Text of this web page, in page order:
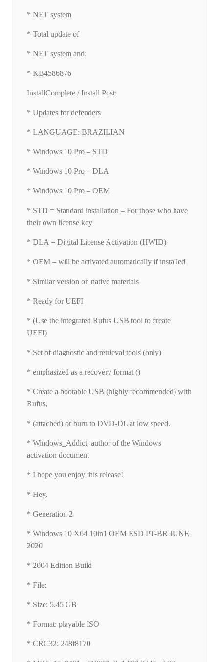
* NET system
* Total update of
* NET system and:
* KB4586876
InstallComplete / Install Post:
* Updates for defenders
* LANGUAGE: BRAZILIAN
* Windows 10 Pro – STD
* Windows 10 Pro – DLA
* Windows 10 Pro – OEM
* STD = Standard installation – For those who have
their own license key
* DLA = Digital License Activation (HWID)
* OEM – will be activated automatically if installed
* Similar version on native materials
* Ready for UEFI
* (Use the integrated Rufus USB tool to create
UEFI)
* Set of diagnostic and retrieval tools (only)
* emphasized as a recovery format ()
* Create a bootable USB (highly recommended) with
Rufus,
* (attached) or burn to DVD-DL at low speed.
* Windows_Addict, author of the Windows
activation document
* I hope you enjoy this release!
* Hey,
* Generation 2
* Windows 10 X64 10in1 OEM ESD PT-BR JUNE
2020
* 2004 Edition Build
* File:
* Size: 5.45 GB
* Format: playable ISO
* CRC32: 248f8170